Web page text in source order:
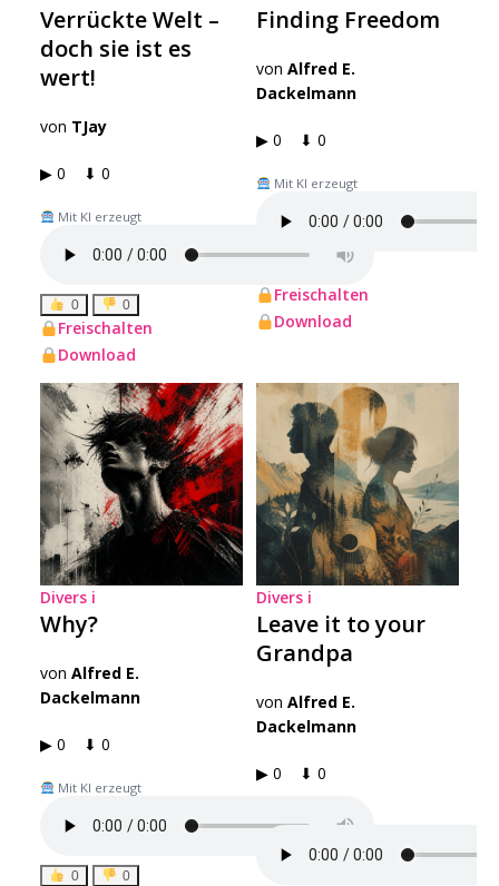
Verrückte Welt –
doch sie ist es
wert!
von TJay
▶ 0 ⬇ 0
Mit KI erzeugt
0 0
Freischalten
Download
Finding Freedom
von Alfred E.
Dackelmann
▶ 0 ⬇ 0
Mit KI erzeugt
Freischalten
Download
Divers i
Why?
von Alfred E.
Dackelmann
▶ 0 ⬇ 0
Mit KI erzeugt
0 0
Divers i
Leave it to your
Grandpa
von Alfred E.
Dackelmann
▶ 0 ⬇ 0
Mit KI erzeugt